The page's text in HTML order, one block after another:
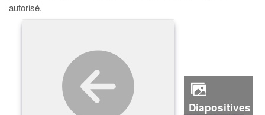
autorisé.
Diapositives